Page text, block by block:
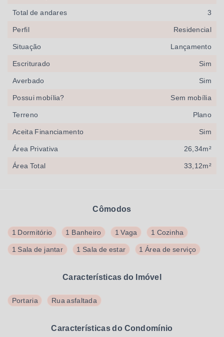
Cômodos
1 Dormitório 1 Banheiro 1 Vaga 1 Cozinha
1 Sala de jantar 1 Sala de estar 1 Área de serviço
Características do Imóvel
Portaria Rua asfaltada
Características do Condomínio
Total de andares 3
Perfil Residencial
Situação Lançamento
Escriturado Sim
Averbado Sim
Possui mobília? Sem mobília
Terreno Plano
Aceita Financiamento Sim
Área Privativa 26,34m²
Área Total 33,12m²